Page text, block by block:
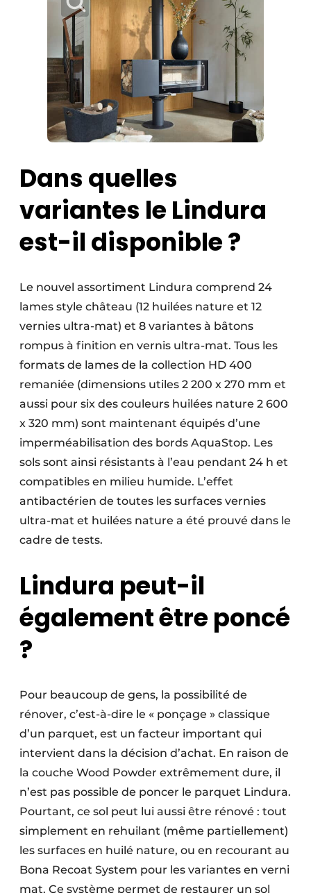
Dans quelles
variantes le Lindura
est-il disponible ?
Le nouvel assortiment Lindura comprend 24
lames style château (12 huilées nature et 12
vernies ultra-mat) et 8 variantes à bâtons
rompus à finition en vernis ultra-mat. Tous les
formats de lames de la collection HD 400
remaniée (dimensions utiles 2 200 x 270 mm et
aussi pour six des couleurs huilées nature 2 600
x 320 mm) sont maintenant équipés d’une
imperméabilisation des bords AquaStop. Les
sols sont ainsi résistants à l’eau pendant 24 h et
compatibles en milieu humide. L’effet
antibactérien de toutes les surfaces vernies
ultra-mat et huilées nature a été prouvé dans le
cadre de tests.
Lindura peut-il
également être poncé
?
Pour beaucoup de gens, la possibilité de
rénover, c’est-à-dire le « ponçage » classique
d’un parquet, est un facteur important qui
intervient dans la décision d’achat. En raison de
la couche Wood Powder extrêmement dure, il
n’est pas possible de poncer le parquet Lindura.
Pourtant, ce sol peut lui aussi être rénové : tout
simplement en rehuilant (même partiellement)
les surfaces en huilé nature, ou en recourant au
Bona Recoat System pour les variantes en verni
mat. Ce système permet de restaurer un sol